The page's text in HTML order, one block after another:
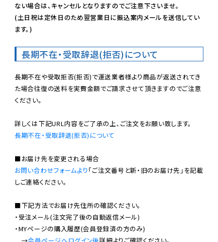
ない場合は、キャンセルとなりますのでご注意下さいませ。
(土日祝は定休日のため翌営業日に振込案内メールを送信してい
ます。)
長期不在・受取辞退(拒否)について
長期不在や受取拒否(拒否)で運送業者様より商品が返送されてき
た場合往復の送料を実費金額でご請求させて頂きますのでご注意
ください。
長期不在・受取辞退(拒否)について
お問い合わせフォームより 「ご注文番号と新・旧のお届け先」を記載
しご連絡ください。
■下記方法でお届け先住所の確認ください。
・受注メール(注文完了後の自動返信メール)
・MYページの購入履歴(会員登録済の方のみ)
→会員ページへログイン後